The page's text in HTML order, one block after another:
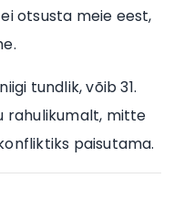
otsusta meie eest,
tundlik, võib 31.
rahulikumalt, mitte
paisutama.